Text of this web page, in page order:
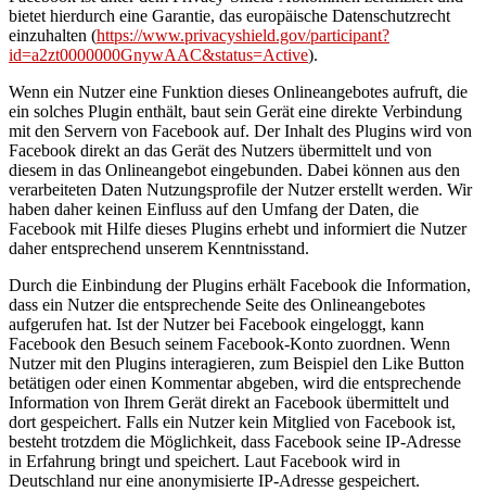
bietet hierdurch eine Garantie, das europäische Datenschutzrecht
einzuhalten (https://www.privacyshield.gov/participant?
id=a2zt0000000GnywAAC&status=Active).
Wenn ein Nutzer eine Funktion dieses Onlineangebotes aufruft, die
ein solches Plugin enthält, baut sein Gerät eine direkte Verbindung
mit den Servern von Facebook auf. Der Inhalt des Plugins wird von
Facebook direkt an das Gerät des Nutzers übermittelt und von
diesem in das Onlineangebot eingebunden. Dabei können aus den
verarbeiteten Daten Nutzungsprofile der Nutzer erstellt werden. Wir
haben daher keinen Einfluss auf den Umfang der Daten, die
Facebook mit Hilfe dieses Plugins erhebt und informiert die Nutzer
daher entsprechend unserem Kenntnisstand.
Durch die Einbindung der Plugins erhält Facebook die Information,
dass ein Nutzer die entsprechende Seite des Onlineangebotes
aufgerufen hat. Ist der Nutzer bei Facebook eingeloggt, kann
Facebook den Besuch seinem Facebook-Konto zuordnen. Wenn
Nutzer mit den Plugins interagieren, zum Beispiel den Like Button
betätigen oder einen Kommentar abgeben, wird die entsprechende
Information von Ihrem Gerät direkt an Facebook übermittelt und
dort gespeichert. Falls ein Nutzer kein Mitglied von Facebook ist,
besteht trotzdem die Möglichkeit, dass Facebook seine IP-Adresse
in Erfahrung bringt und speichert. Laut Facebook wird in
Deutschland nur eine anonymisierte IP-Adresse gespeichert.